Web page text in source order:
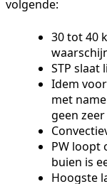
volgende:
30 tot 40
STP
Idem
met
geen
PW loopt
buien is
Hoogste